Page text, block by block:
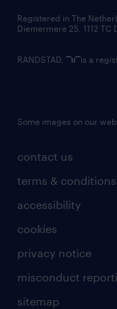
contact us
terms & conditions
accessibility
cookies
privacy notice
misconduct
sitemap
Registered in The
Diemermere 25, 1112 TC
RANDSTAD, is a
Some images on our